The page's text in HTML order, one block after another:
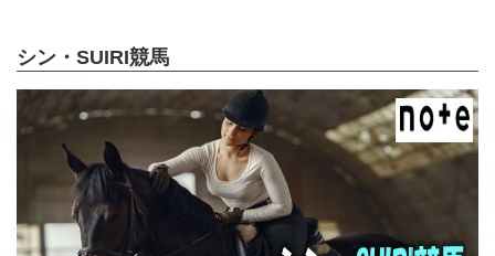
シン・SUIRI競馬